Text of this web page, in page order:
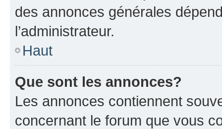
des annonces générales
l’administrateur.
Haut
Que sont les annonces?
Les annonces contiennent
concernant le forum que vous